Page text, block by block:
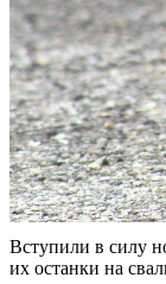
Вступили в силу
их останки на